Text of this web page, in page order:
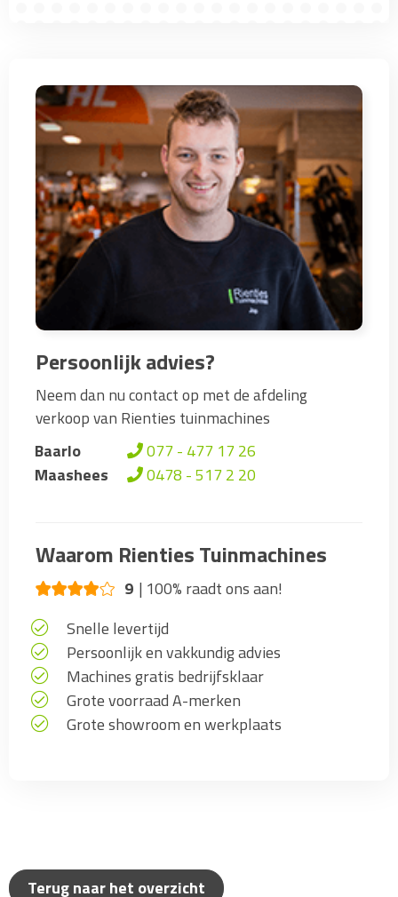
Persoonlijk advies?
Neem dan nu contact op met de afdeling
verkoop van Rienties tuinmachines
Baarlo
077 - 477 17 26
Maashees
0478 - 517 2 20
Waarom Rienties Tuinmachines
9 100% raadt ons aan!
Snelle levertijd
Persoonlijk en vakkundig advies
Machines gratis bedrijfsklaar
Grote voorraad A-merken
Grote showroom en werkplaats
Terug naar het overzicht